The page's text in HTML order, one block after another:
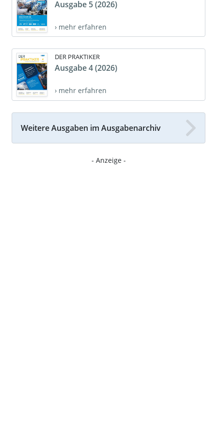
Ausgabe 5 (2026)
› mehr erfahren
DER PRAKTIKER
Ausgabe 4 (2026)
› mehr erfahren
Weitere Ausgaben im Ausgabenarchiv
- Anzeige -